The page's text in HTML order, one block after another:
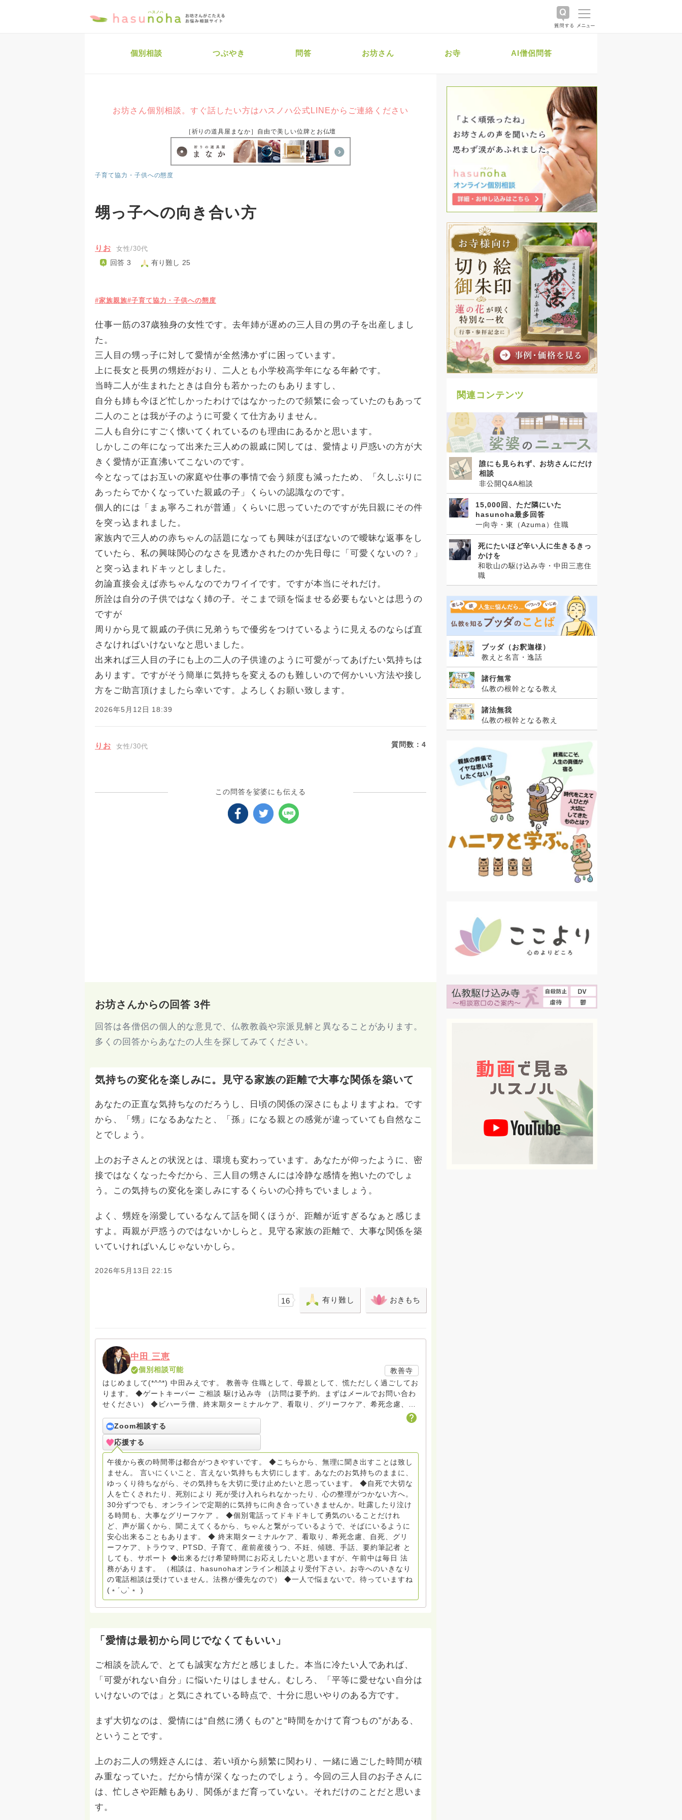
個別相談 つぶやき 問答 お坊さん お寺 AI僧侶問答
お坊さん個別相談。すぐ話したい方はハスノハ公式LINEからご連絡ください
［祈りの道具屋まなか］自由で美しい位牌とお仏壇
子育て協力・子供への態度
甥っ子への向き合い方
りお 女性/30代
回答 3 有り難し 25
#家族親族#子育て協力・子供への態度
仕事一筋の37歳独身の女性です。去年姉が遅めの三人目の男の子を出産しまし
た。
三人目の甥っ子に対して愛情が全然沸かずに困っています。
上に長女と長男の甥姪がおり、二人とも小学校高学年になる年齢です。
当時二人が生まれたときは自分も若かったのもありますし、
自分も姉も今ほど忙しかったわけではなかったので頻繁に会っていたのもあって
二人のことは我が子のように可愛くて仕方ありません。
二人も自分にすごく懐いてくれているのも理由にあるかと思います。
しかしこの年になって出来た三人めの親戚に関しては、愛情より戸惑いの方が大
きく愛情が正直沸いてこないのです。
今となってはお互いの家庭や仕事の事情で会う頻度も減ったため、「久しぶりに
あったらでかくなっていた親戚の子」くらいの認識なのです。
個人的には「まぁ寧ろこれが普通」くらいに思っていたのですが先日親にその件
を突っ込まれました。
家族内で三人めの赤ちゃんの話題になっても興味がほぼないので曖昧な返事をし
ていたら、私の興味関心のなさを見透かされたのか先日母に「可愛くないの？」
と突っ込まれドキッとしました。
勿論直接会えば赤ちゃんなのでカワイイです。ですが本当にそれだけ。
所詮は自分の子供ではなく姉の子。そこまで頭を悩ませる必要もないとは思うの
ですが
周りから見て親戚の子供に兄弟うちで優劣をつけているように見えるのならば直
さなければいけないなと思いました。
出来れば三人目の子にも上の二人の子供達のように可愛がってあげたい気持ちは
あります。ですがそう簡単に気持ちを変えるのも難しいので何かいい方法や接し
方をご助言頂けましたら幸いです。よろしくお願い致します。
2026年5月12日 18:39
りお 女性/30代 質問数：4
この問答を娑婆にも伝える
お坊さんからの回答 3件
回答は各僧侶の個人的な意見で、仏教教義や宗派見解と異なることがあります。
多くの回答からあなたの人生を探してみてください。
気持ちの変化を楽しみに。見守る家族の距離で大事な関係を築いて
あなたの正直な気持ちなのだろうし、日頃の関係の深さにもよりますよね。です
から、「甥」になるあなたと、「孫」になる親との感覚が違っていても自然なこ
とでしょう。
上のお子さんとの状況とは、環境も変わっています。あなたが仰ったように、密
接ではなくなった今だから、三人目の甥さんには冷静な感情を抱いたのでしょ
う。この気持ちの変化を楽しみにするくらいの心持ちでいましょう。
よく、甥姪を溺愛しているなんて話を聞くほうが、距離が近すぎるなぁと感じま
すよ。両親が戸惑うのではないかしらと。見守る家族の距離で、大事な関係を築
いていければいんじゃないかしら。
2026年5月13日 22:15
16 有り難し おきもち
中田 三恵
個別相談可能
教善寺
はじめまして(*^^*) 中田みえです。 教善寺 住職として、母親として、慌ただしく過ごしてお
ります。 ◆ゲートキーパー ご相談 駆け込み寺 （訪問は要予約。まずはメールでお問い合わ
せください） ◆ビハーラ僧、終末期ターミナルケア、看取り、グリーフケア、希死念慮、自
死、産前産後うつ、育児、DV、デートDV、トラウマ、PTSD、傾聴トレーナー、手話、要約
筆記、行政相談員、女性支援員、小学校 中学校支援員としても、ケアサポートをしていま
す。 ◆一般社団法人『グリーフケアともしび』理事長 【ともしび遺族会】運営 毎月 第１
金・昼夜2回開催（大阪駅前第3ビル） 14：00〜，18：00〜 お問い合わせ申込⬇️こちらから
griefcare.tomoshibi@icloud.com ＊この活動は皆さまのご支援により支えられておりま
す。ご協力をよろしくお願いします。 ゆうちょ銀行 口座番号 普通408-6452769 一般社団
法人グリーフケアともしび ◆『ビハーラサロン おしゃべりカフェひだまり』 ビハーラ和歌
山代表 居場所運営 問い合わせ申込⬇️こちらから griefcare.tomoshibi@icloud.com ◆GEは
しもとサピュイエ 所属 （Gender Equity 誰もが自分らしく生きることができる社会をめざ
して）DV・女性支援 ◆認定NPO京都自死自殺相談センターSotto 元グリーフサポート委員長
（2018〜2024） ◆保育士.幼稚園教諭.小学校教諭. レクリエーションインストラクター.中学
校DV授業 10年間 保育 教育の現場で 総主任として勤めた経験も生かしつつ、お話できるこ
とがあれば 幸いです。 いつも あなたとともに。南無阿弥陀仏 ここでは、宗旨を問いませ
ん。 まずは、ひとりで抱え込まないで。 来寺お問い合わせは⬇️こちらから
miehimeyo@gmail.com ※時間を割いて、あなたに向き合っています。 ですので、過去の質
問へのお返事がない方には、応えていません。お礼回答がある方を優先しています。 懇志応
援も宜しくお願いします。 ※個別相談は、hasunohaオンライン相談より受け付けていま
す。お寺への いきなりの電話相談は受け付けておりません。また夜中や早朝の電話もご遠慮
ください。 法務を優先させてください。
Zoom相談する
応援する
午後から夜の時間帯は都合がつきやすいです。 ◆こちらから、無理に聞き出すことは致し
ません。 言いにくいこと、言えない気持ちも大切にします。あなたのお気持ちのままに、
ゆっくり待ちながら、その気持ちを大切に受け止めたいと思っています。 ◆自死で大切な
人を亡くされたり、死別により 死が受け入れられなかったり、心の整理がつかない方へ。
30分ずつでも、オンラインで定期的に気持ちに向き合っていきませんか。吐露したり泣け
る時間も、大事なグリーフケア 。 ◆個別電話ってドキドキして勇気のいることだけれ
ど、声が届くから、聞こえてくるから、ちゃんと繋がっているようで、そばにいるように
安心出来ることもあります。 ◆ 終末期ターミナルケア、看取り、希死念慮、自死、グリ
ーフケア、トラウマ、PTSD、子育て、産前産後うつ、不妊、傾聴、手話、要約筆記者 と
しても、サポート ◆出来るだけ希望時間にお応えしたいと思いますが、午前中は毎日 法
務があります。 （相談は、hasunohaオンライン相談より受付下さい。お寺へのいきなり
の電話相談は受けていません。法務が優先なので） ◆一人で悩まないで。待っていますね
(﹡´◡`﹡ )
「愛情は最初から同じでなくてもいい」
ご相談を読んで、とても誠実な方だと感じました。本当に冷たい人であれば、
「可愛がれない自分」に悩いたりはしません。むしろ、「平等に愛せない自分は
いけないのでは」と気にされている時点で、十分に思いやりのある方です。
まず大切なのは、愛情には“自然に湧くもの”と“時間をかけて育つもの”がある、
ということです。
上のお二人の甥姪さんには、若い頃から頻繁に関わり、一緒に過ごした時間が積
み重なっていた。だから情が深くなったのでしょう。今回の三人目のお子さんに
は、忙しさや距離もあり、関係がまだ育っていない。それだけのことだと思いま
す。
関連コンテンツ
誰にも見られず、お坊さんにだけ
相談
非公開Q&A相談
15,000回、ただ隣にいた
hasunoha最多回答
一向寺・東（Azuma）住職
死にたいほど辛い人に生きるきっ
かけを
和歌山の駆け込み寺・中田三恵住
職
ブッダ（お釈迦様）
教えと名言・逸話
諸行無常
仏教の根幹となる教え
諸法無我
仏教の根幹となる教え